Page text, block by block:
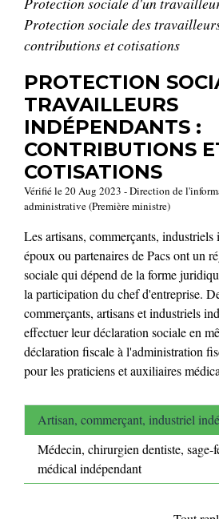
Protection sociale des
contributions et cotisations
PROTECTION
TRAVAILLEURS
INDÉPENDANTS :
CONTRIBUTIONS
COTISATIONS
Vérifié le 20 Aug 2023 - Direction de
administrative (Première ministre)
Les artisans, commerçants, industriels
époux ou partenaires de Pacs ont un
sociale qui dépend de la forme
la participation du chef d'entreprise.
commerçants, artisans et industriels
effectuer leur déclaration sociale en
déclaration fiscale à l'administration
pour les praticiens et auxiliaires
Artisan, commerçant, industriel
Médecin, chirurgien dentiste, sage-
médical indépendant